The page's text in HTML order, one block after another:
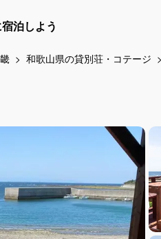
泊しよう
和歌山県の貸別荘・コテージ